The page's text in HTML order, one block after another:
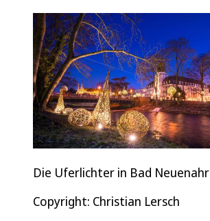
Die Uferlichter in Bad Neuenahr
Copyright: Christian Lersch